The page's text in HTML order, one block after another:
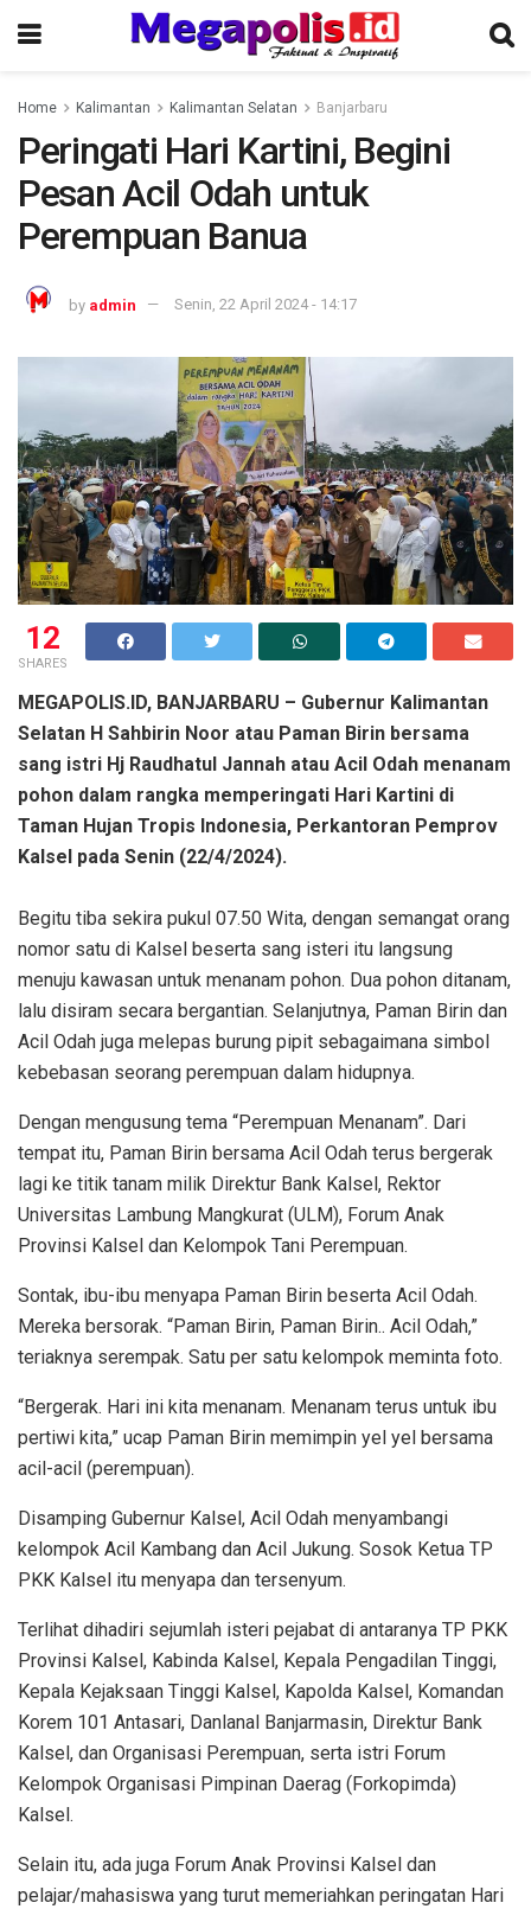
Home Kalimantan Kalimantan Selatan Banjarbaru
Peringati Hari Kartini, Begini
Pesan Acil Odah untuk
Perempuan Banua
by admin Senin, 22 April 2024 - 14:17
12
SHARES
MEGAPOLIS.ID, BANJARBARU – Gubernur Kalimantan
Selatan H Sahbirin Noor atau Paman Birin bersama
sang istri Hj Raudhatul Jannah atau Acil Odah menanam
pohon dalam rangka memperingati Hari Kartini di
Taman Hujan Tropis Indonesia, Perkantoran Pemprov
Kalsel pada Senin (22/4/2024).
Begitu tiba sekira pukul 07.50 Wita, dengan semangat orang
nomor satu di Kalsel beserta sang isteri itu langsung
menuju kawasan untuk menanam pohon. Dua pohon ditanam,
lalu disiram secara bergantian. Selanjutnya, Paman Birin dan
Acil Odah juga melepas burung pipit sebagaimana simbol
kebebasan seorang perempuan dalam hidupnya.
Dengan mengusung tema “Perempuan Menanam”. Dari
tempat itu, Paman Birin bersama Acil Odah terus bergerak
lagi ke titik tanam milik Direktur Bank Kalsel, Rektor
Universitas Lambung Mangkurat (ULM), Forum Anak
Provinsi Kalsel dan Kelompok Tani Perempuan.
Sontak, ibu-ibu menyapa Paman Birin beserta Acil Odah.
Mereka bersorak. “Paman Birin, Paman Birin.. Acil Odah,”
teriaknya serempak. Satu per satu kelompok meminta foto.
“Bergerak. Hari ini kita menanam. Menanam terus untuk ibu
pertiwi kita,” ucap Paman Birin memimpin yel yel bersama
acil-acil (perempuan).
Disamping Gubernur Kalsel, Acil Odah menyambangi
kelompok Acil Kambang dan Acil Jukung. Sosok Ketua TP
PKK Kalsel itu menyapa dan tersenyum.
Terlihat dihadiri sejumlah isteri pejabat di antaranya TP PKK
Provinsi Kalsel, Kabinda Kalsel, Kepala Pengadilan Tinggi,
Kepala Kejaksaan Tinggi Kalsel, Kapolda Kalsel, Komandan
Korem 101 Antasari, Danlanal Banjarmasin, Direktur Bank
Kalsel, dan Organisasi Perempuan, serta istri Forum
Kelompok Organisasi Pimpinan Daerag (Forkopimda)
Kalsel.
Selain itu, ada juga Forum Anak Provinsi Kalsel dan
pelajar/mahasiswa yang turut memeriahkan peringatan Hari